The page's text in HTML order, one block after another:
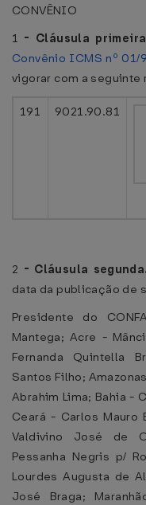
CONVÊNIO
1 - Cláusula
Convênio ICMS nº
vigorar com a seguinte
191 9021.90.81
2 - Cláusula
data da publicação de
Presidente do
Mantega; Acre -
Fernanda Quintella
Santos Filho;
Abrahim Lima; Bahia -
Ceará - Carlos Mauro
Valdivino José de
Pessanha Negris p/
Lourdes Augusta de
José Braga;